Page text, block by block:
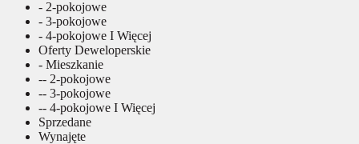
- 2-pokojowe
- 3-pokojowe
- 4-pokojowe I Więcej
Oferty Deweloperskie
- Mieszkanie
-- 2-pokojowe
-- 3-pokojowe
-- 4-pokojowe I Więcej
Sprzedane
Wynajęte